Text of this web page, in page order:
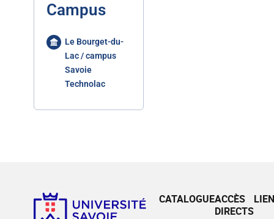
Campus
Le Bourget-du-
Lac / campus
Savoie
Technolac
CATALOGUEACCÈS
DIRECTS